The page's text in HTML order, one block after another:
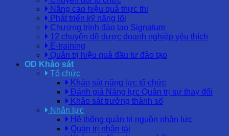
Nâng cao hiệu quả thực thi
Phát triển kỹ năng lõi
Chương trình đào tạo Signature
12 chuyên đề được doanh nghiệp yêu thích
E-training
Quản trị hiệu quả đầu tư đào tạo
OD Khảo sát
Tổ chức
Khảo sát năng lực tổ chức
Đánh giá Năng lực Quản trị sự thay đổi
Khảo sát trưởng thành số
Nhân lực
Hệ thống quản trị nguồn nhân lực
Quản trị nhân tài